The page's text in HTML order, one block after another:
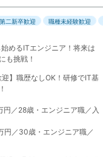
第二新卒歓迎 職種未経験歓迎
めるITエンジニア！将来は
も挑戦！
迎】職歴なしOK！研修でIT基
円／28歳・エンジニア職／入
円／30歳・エンジニア職／